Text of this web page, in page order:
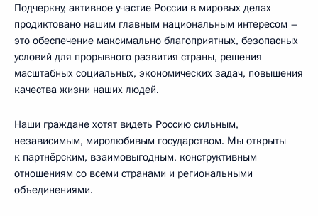
Подчеркну, активное участие России в мировых делах
продиктовано нашим главным национальным интересом –
это обеспечение максимально благоприятных, безопасных
условий для прорывного развития страны, решения
масштабных социальных, экономических задач, повышения
качества жизни наших людей.
Наши граждане хотят видеть Россию сильным,
независимым, миролюбивым государством. Мы открыты
к партнёрским, взаимовыгодным, конструктивным
отношениям со всеми странами и региональными
объединениями.